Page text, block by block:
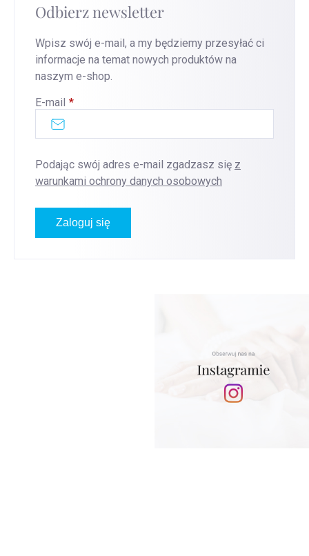
Odbierz newsletter
Wpisz swój e-mail, a my będziemy przesyłać ci
informacje na temat nowych produktów na
naszym e-shop.
E-mail
Podając swój adres e-mail zgadzasz się z
warunkami ochrony danych osobowych
Zaloguj się